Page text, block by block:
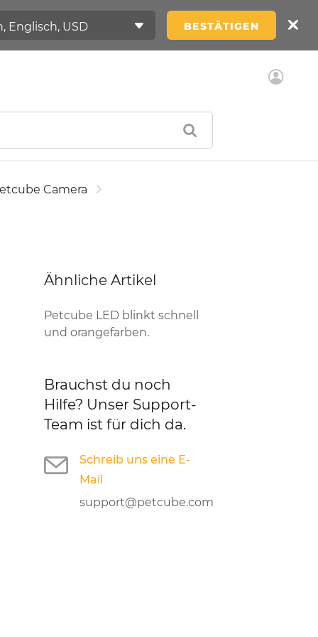
BESTÄTIGEN
Camera
Ähnliche Artikel
Petcube LED blinkt schnell
und orangefarben.
Brauchst du noch
Hilfe? Unser Support-
Team ist für dich da.
Schreib uns eine E-
Mail
support@petcube.com